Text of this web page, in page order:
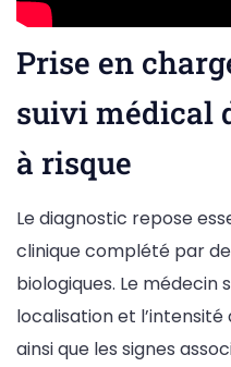
Prise en
suivi médical
à risque
Le diagnostic repose
clinique complété par
biologiques. Le médecin
localisation et
ainsi que les signes